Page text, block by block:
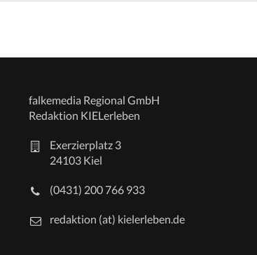
falkemedia Regional GmbH
Redaktion KIELerleben
Exerzierplatz 3
24103 Kiel
(0431) 200 766 933
redaktion (at) kielerleben.de